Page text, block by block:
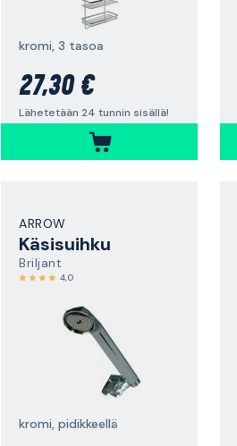
kromi, 3 tasoa
27,30 €
Lähetetään 24 tunnin sisällä!
ARROW
Käsisuihku
Briljant
4,0
kromi, pidikkeellä